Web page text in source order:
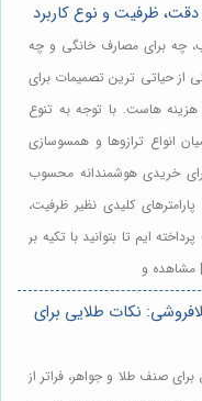
دقت، ظرفیت و نوع کاربرد
چه برای مصارف خانگی و چه
از حیاتی ترین تصمیمات برای
هاست. با توجه به تنوع
انواع ترازوها و همسوسازی
خریدی هوشمندانه محسوب
کلیدی نظیر ظرفیت،
ایم تا بتوانید با تکیه بر
مشاهده و
نکات طلایی برای
صنف طلا و جواهر، فراتر از